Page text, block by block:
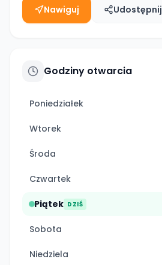
Nawiguj Udostępnij
Godziny otwarcia
Poniedziałek
Wtorek
Środa
Czwartek
Piątek DZIŚ
Sobota
Niedziela